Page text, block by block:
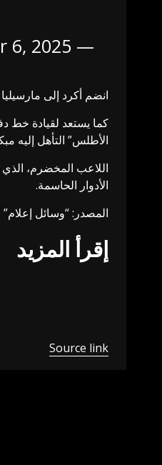
— 𝐕𝐢𝐧𝐜𝐞𝐧𝐳𝐨 𝐓𝐨𝐦𝐦𝐚𝐬𝐢 (@Vincent_1393)
6, 2025
انضم أكرد إلى
الأطلس” التأهل إليه
الأدوار الحاسمة.
المصدر: “وسائل إعلام”
إقرأ المزيد
Source link